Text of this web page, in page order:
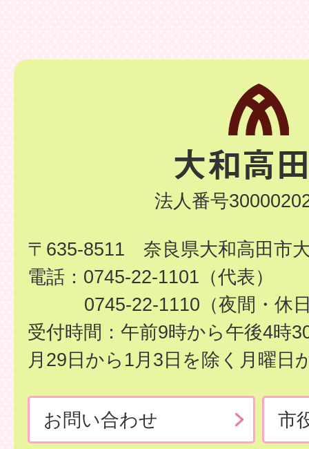
法人番号
〒635-8511 奈良県大和高田市
電話：0745-22-1101（代表）
0745-22-1110（夜間・休
受付時間：午前9時から午後4時
月29日から1月3日を除く月曜日
お問い合わせ 市